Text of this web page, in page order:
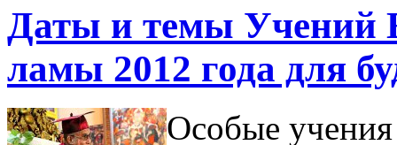
Даты и темы Учений
ламы 2012 года для
Особые учения